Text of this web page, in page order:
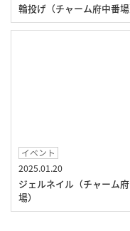
輪投げ（チャーム府中番場
イベント
2025.01.20
ジェルネイル（チャーム
場）